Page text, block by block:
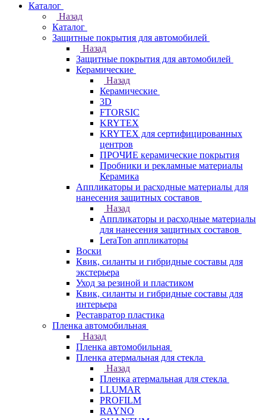
Каталог
Назад
Каталог
Защитные покрытия для автомобилей
Назад
Защитные покрытия для автомобилей
Керамические
Назад
Керамические
3D
FTORSIC
KRYTEX
KRYTEX для сертифицированных
центров
ПРОЧИЕ керамические покрытия
Пробники и рекламные материалы
Керамика
Аппликаторы и расходные материалы для
нанесения защитных составов
Назад
Аппликаторы и расходные материалы
для нанесения защитных составов
LeraTon аппликаторы
Воски
Квик, силанты и гибридные составы для
экстерьера
Уход за резиной и пластиком
Квик, силанты и гибридные составы для
интерьера
Реставратор пластика
Пленка автомобильная
Назад
Пленка автомобильная
Пленка атермальная для стекла
Назад
Пленка атермальная для стекла
LLUMAR
PROFILM
RAYNO